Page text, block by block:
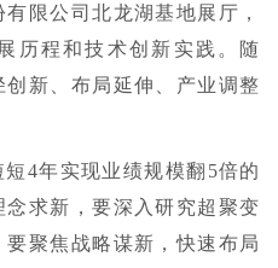
公司北龙湖基地展厅，
历程和技术创新实践。随
新、布局延伸、产业调整
4年实现业绩规模翻5倍的
求新，要深入研究超聚变
聚焦战略谋新，快速布局